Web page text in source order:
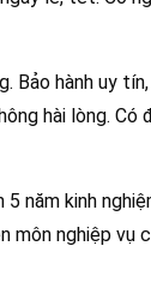
Bảo hành uy
hài lòng. Có
năm kinh
môn nghiệp vụ